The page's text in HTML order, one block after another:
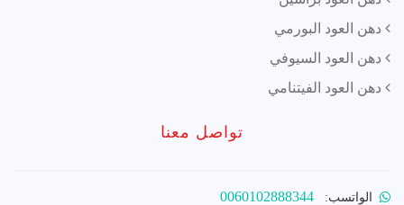
دهن العود البورمي
دهن العود السيوفي
دهن العود الفيتنامي
تواصل معنا
الواتسب: 0060102888344